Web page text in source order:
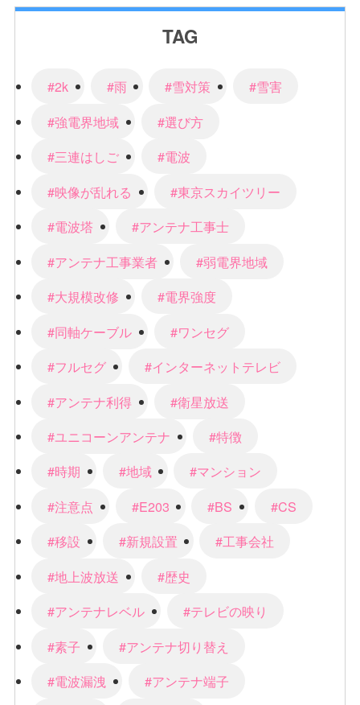
TAG
#2k #雨 #雪対策
#雪害
#強電界地域
#選び方
#三連はしご
#電波
#映像が乱れる
#東京スカイツリー
#電波塔
#アンテナ工事士
#アンテナ工事業者
#弱電界地域
#大規模改修
#電界強度
#同軸ケーブル
#ワンセグ
#フルセグ
#インターネットテレビ
#アンテナ利得
#衛星放送
#ユニコーンアンテナ
#特徴
#時期
#地域
#マンション
#注意点
#E203 #BS
#CS
#移設
#新規設置
#工事会社
#地上波放送
#歴史
#アンテナレベル
#テレビの映り
#素子
#アンテナ切り替え
#電波漏洩
#アンテナ端子